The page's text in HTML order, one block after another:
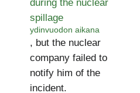
during the nuclear
spillage
ydinvuodon aikana
, but the nuclear
company failed to
notify him of the
incident.